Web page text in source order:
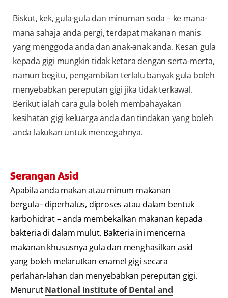
Biskut, kek, gula-gula dan minuman soda – ke mana-
mana sahaja anda pergi, terdapat makanan manis
yang menggoda anda dan anak-anak anda. Kesan gula
kepada gigi mungkin tidak ketara dengan serta-merta,
namun begitu, pengambilan terlalu banyak gula boleh
menyebabkan pereputan gigi jika tidak terkawal.
Berikut ialah cara gula boleh membahayakan
kesihatan gigi keluarga anda dan tindakan yang boleh
anda lakukan untuk mencegahnya.
Serangan Asid
Apabila anda makan atau minum makanan
bergula– diperhalus, diproses atau dalam bentuk
karbohidrat – anda membekalkan makanan kepada
bakteria di dalam mulut. Bakteria ini mencerna
makanan khususnya gula dan menghasilkan asid
yang boleh melarutkan enamel gigi secara
perlahan-lahan dan menyebabkan pereputan gigi.
MenurutNational Institute of Dental and